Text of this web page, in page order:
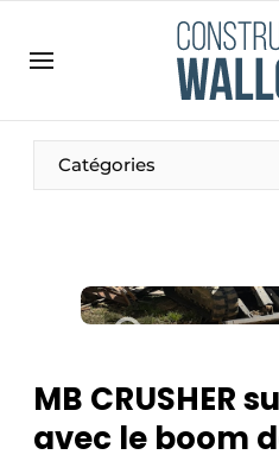
Emploi
Enregistrer une offre
Meest gelezen
Podcasts
Privacy / Cookie
Catégories
MB CRUSHER
avec le boom